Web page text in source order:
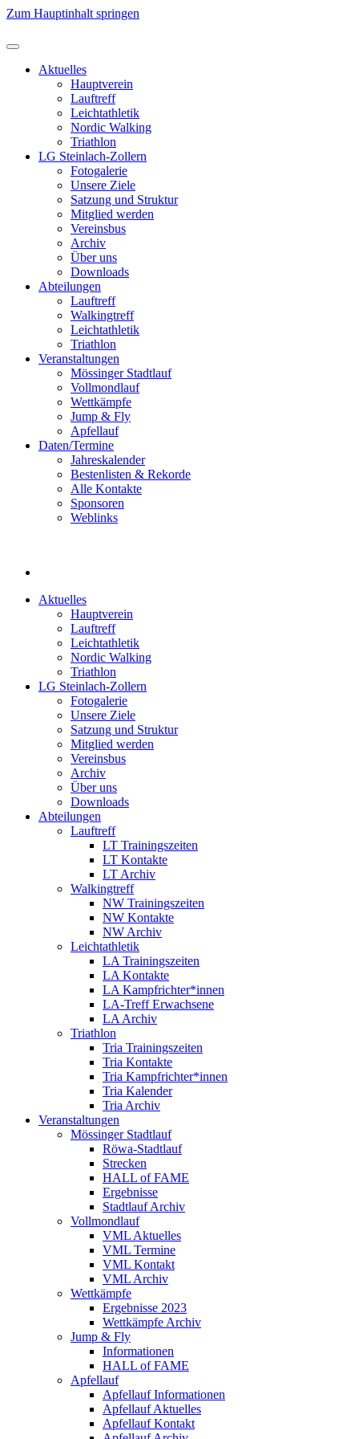
Zum Hauptinhalt springen
Aktuelles
Hauptverein
Lauftreff
Leichtathletik
Nordic Walking
Triathlon
LG Steinlach-Zollern
Fotogalerie
Unsere Ziele
Satzung und Struktur
Mitglied werden
Vereinsbus
Archiv
Über uns
Downloads
Abteilungen
Lauftreff
Walkingtreff
Leichtathletik
Triathlon
Veranstaltungen
Mössinger Stadtlauf
Vollmondlauf
Wettkämpfe
Jump & Fly
Apfellauf
Daten/Termine
Jahreskalender
Bestenlisten & Rekorde
Alle Kontakte
Sponsoren
Weblinks
Aktuelles
Hauptverein
Lauftreff
Leichtathletik
Nordic Walking
Triathlon
LG Steinlach-Zollern
Fotogalerie
Unsere Ziele
Satzung und Struktur
Mitglied werden
Vereinsbus
Archiv
Über uns
Downloads
Abteilungen
Lauftreff
LT Trainingszeiten
LT Kontakte
LT Archiv
Walkingtreff
NW Trainingszeiten
NW Kontakte
NW Archiv
Leichtathletik
LA Trainingszeiten
LA Kontakte
LA Kampfrichter*innen
LA-Treff Erwachsene
LA Archiv
Triathlon
Tria Trainingszeiten
Tria Kontakte
Tria Kampfrichter*innen
Tria Kalender
Tria Archiv
Veranstaltungen
Mössinger Stadtlauf
Röwa-Stadtlauf
Strecken
HALL of FAME
Ergebnisse
Stadtlauf Archiv
Vollmondlauf
VML Aktuelles
VML Termine
VML Kontakt
VML Archiv
Wettkämpfe
Ergebnisse 2023
Wettkämpfe Archiv
Jump & Fly
Informationen
HALL of FAME
Apfellauf
Apfellauf Informationen
Apfellauf Aktuelles
Apfellauf Kontakt